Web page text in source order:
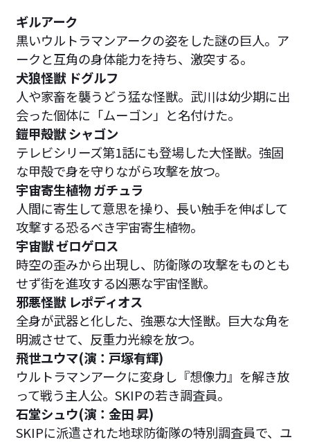
ギルアーク
黒いウルトラマンアークの姿をした謎の巨人。ア
ークと互角の身体能力を持ち、激突する。
犬狼怪獣 ドグルフ
人や家畜を襲うどう猛な怪獣。武川は幼少期に出
会った個体に「ムーゴン」と名付けた。
鎧甲殻獣 シャゴン
テレビシリーズ第1話にも登場した大怪獣。強固
な甲殻で身を守りながら攻撃を放つ。
宇宙寄生植物 ガチュラ
人間に寄生して意思を操り、長い触手を伸ばして
攻撃する恐るべき宇宙寄生植物。
宇宙獣 ゼロゲロス
時空の歪みから出現し、防衛隊の攻撃をものとも
せず街を進攻する凶悪な宇宙怪獣。
邪悪怪獣 レポディオス
全身が武器と化した、強悪な大怪獣。巨大な角を
明滅させて、反重力光線を放つ。
飛世ユウマ(演：戸塚有輝)
ウルトラマンアークに変身し『想像力』を解き放
って戦う主人公。SKIPの若き調査員。
石堂シュウ(演：金田 昇)
SKIPに派遣された地球防衛隊の特別調査員で、ユ